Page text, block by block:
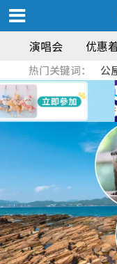
演唱会 优惠
热门关键词： 公